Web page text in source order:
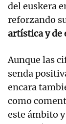
del euskera
reforzando
artística y de
Aunque las
senda
encara
como
este ámbito